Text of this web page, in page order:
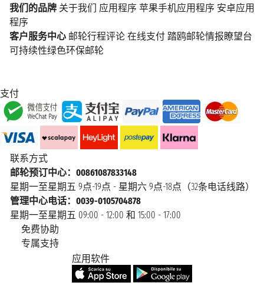
我们的品牌 关于我们 应用程序 苹果手机应用程序 安卓应用
程序
客户服务中心 邮轮行程评论 在线支付 踏鸥邮轮情报瞭望台
可持续性绿色环保邮轮
支付
联系方式
邮轮预订中心：00861087833148
星期一至星期五 9点-19点 - 星期六 9点-18点（32条电话线路）
管理中心电话：0039-0105704878
星期一至星期五 09:00 - 12:00 和 15:00 - 17:00
免费协助
专属支持
应用软件